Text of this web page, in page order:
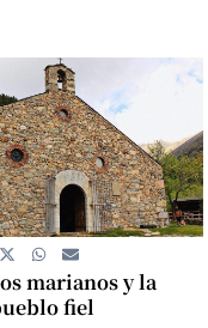
marianos y la
fiel